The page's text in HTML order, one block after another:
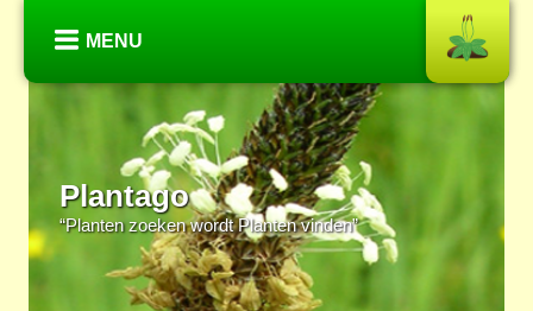
MENU
Plantago
“Planten zoeken wordt Planten vinden”